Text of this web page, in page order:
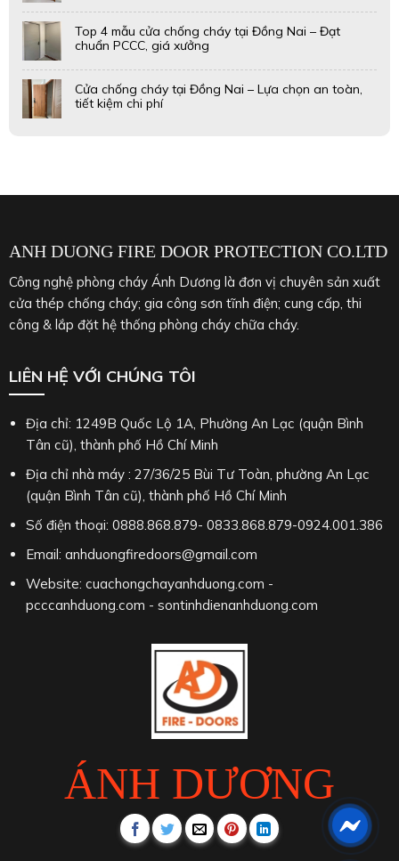
Top 4 mẫu cửa chống cháy tại Đồng Nai – Đạt
chuẩn PCCC, giá xưởng
Cửa chống cháy tại Đồng Nai – Lựa chọn an toàn,
tiết kiệm chi phí
ANH DUONG FIRE DOOR PROTECTION CO.LTD
Công nghệ phòng cháy Ánh Dương là đơn vị chuyên sản xuất
cửa thép chống cháy; gia công sơn tĩnh điện; cung cấp, thi
công & lắp đặt hệ thống phòng cháy chữa cháy.
ÁNH DƯƠNG
LIÊN HỆ VỚI CHÚNG TÔI
Địa chỉ: 1249B Quốc Lộ 1A, Phường An Lạc (quận Bình
Tân cũ), thành phố Hồ Chí Minh
Địa chỉ nhà máy : 27/36/25 Bùi Tư Toàn, phường An Lạc
(quận Bình Tân cũ), thành phố Hồ Chí Minh
Số điện thoại: 0888.868.879- 0833.868.879-0924.001.386
Email: anhduongfiredoors@gmail.com
Website: cuachongchayanhduong.com -
pcccanhduong.com - sontinhdienanhduong.com